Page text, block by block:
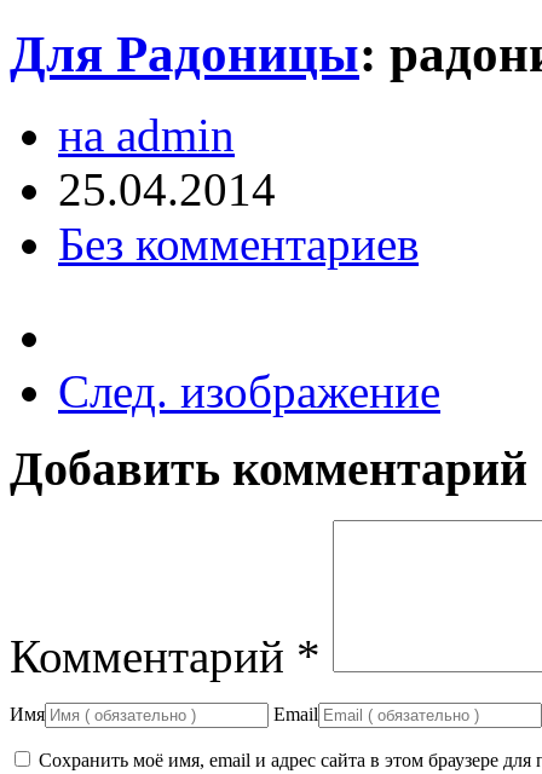
Для Радоницы:
на admin
25.04.2014
Без комментариев
След. изображение
Добавить комментарий
Комментарий *
Имя Email
Сохранить моё имя, email и адрес сайта в этом браузере